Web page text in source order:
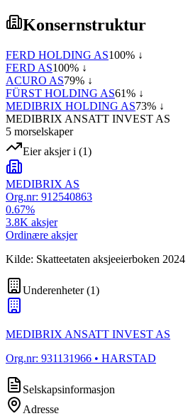
Konsernstruktur
FERD HOLDING AS100% ↓
FERD AS100% ↓
ACURO AS79% ↓
FÜRST HOLDING AS61% ↓
MEDIBRIX HOLDING AS73% ↓
MEDIBRIX ANSATT INVEST AS
5 morselskaper
Eier aksjer i (1)
MEDIBRIX AS
Org.nr: 912540863
0.67%
3.8K aksjer
Ordinære aksjer
Kilde: Skatteetaten aksjeeierboken 2024
Underenheter(1)
MEDIBRIX ANSATT INVEST AS
Org.nr: 931131966 • HARSTAD
Selskapsinformasjon
Adresse